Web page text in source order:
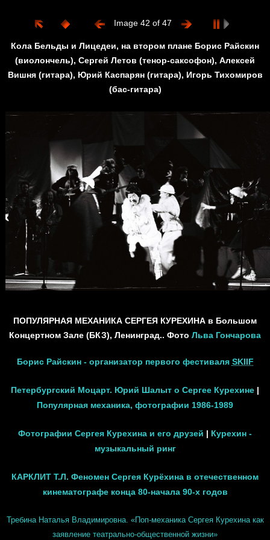
Image 42 of 47
Кола Бельды и Лицедеи, на втором плане Борис Райскин
(виолончель), Сергей Летов (тенор-саксофон), Алексей
Вишня (гитара), Юрий Каспарян (гитара), Игорь Тихомиров
(бас-гитара)
ПОПУЛЯРНАЯ МЕХАНИКА СЕРГЕЯ КУРЕХИНА в Большом
Концертном Зале (БКЗ), Ленинград.. Фото Льва Гончарова
Борис Райскин - организатор первого фестиваля SKIIF
Петербургский Моцарт. Юрий Шалыт о Сергее Курехине |
Популярная механика, фотографии 1986-1989
Фотографии Сергея Курехина и его друзей | Курехин -
музыкальный ринг
КАРКЛИТ Т.Л. Феномен Сергея Курёхина в отечественном
кинематографе конца 80-начала 90-х годов
Требина Наталья Владимировна. «Поп-механика Сергея Курехина как
заявление театрально-общественной жизни»